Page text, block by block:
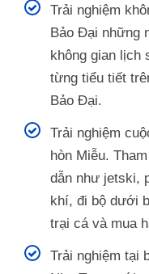
Trải nghiệm
Bảo Đại những
không gian lịch
từng tiểu tiết
Bảo Đại.
Trải nghiệm
hòn Miễu.
dẫn như jetski,
khí, đi bộ dưới
trại cá và mua
Trải nghiệm tại